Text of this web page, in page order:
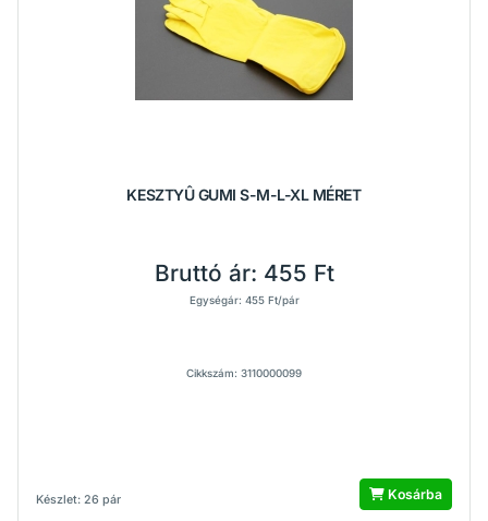
KESZTYÛ GUMI S-M-L-XL MÉRET
Készlet: 26 pár
Bruttó ár: 455 Ft
Egységár: 455 Ft/pár
Cikkszám: 3110000099
Kosárba